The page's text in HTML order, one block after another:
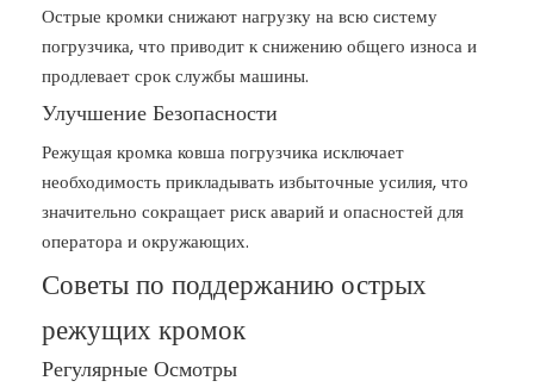
Острые кромки снижают нагрузку на всю систему
погрузчика, что приводит к снижению общего износа и
продлевает срок службы машины.
Улучшение Безопасности
Режущая кромка ковша погрузчика исключает
необходимость прикладывать избыточные усилия, что
значительно сокращает риск аварий и опасностей для
оператора и окружающих.
Советы по поддержанию острых
режущих кромок
Регулярные Осмотры